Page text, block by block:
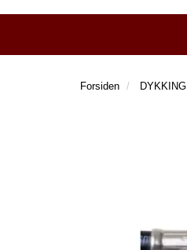
Forsiden DYKKING